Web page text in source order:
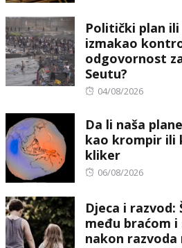
Politički plan
izmakao
odgovornost
Seutu?
Posted
04/08/2026
Da li naša
kao krompir ili
kliker
Posted
06/08/2026
Djeca i razvod:
među braćom
nakon